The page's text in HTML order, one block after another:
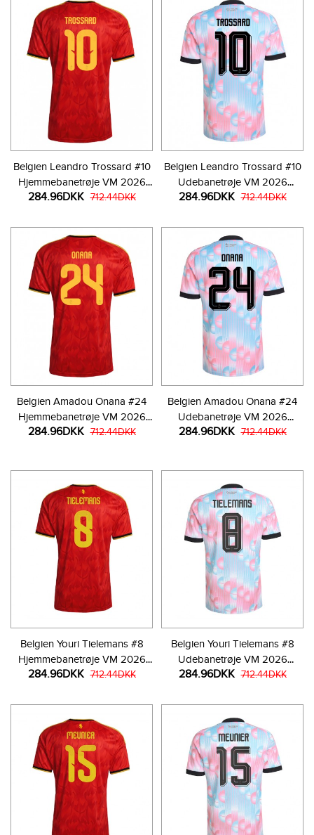
Belgien Leandro Trossard #10
Hjemmebanetrøje VM 2026
Kortærmet
284.96DKK 712.44DKK
Belgien Leandro Trossard #10
Udebanetrøje VM 2026
Kortærmet
284.96DKK 712.44DKK
Belgien Amadou Onana #24
Hjemmebanetrøje VM 2026
Kortærmet
284.96DKK 712.44DKK
Belgien Amadou Onana #24
Udebanetrøje VM 2026
Kortærmet
284.96DKK 712.44DKK
Belgien Youri Tielemans #8
Hjemmebanetrøje VM 2026
Kortærmet
284.96DKK 712.44DKK
Belgien Youri Tielemans #8
Udebanetrøje VM 2026
Kortærmet
284.96DKK 712.44DKK